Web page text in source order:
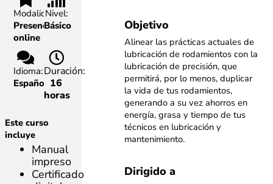
Modalidad:
Presencial,
online
Nivel:
Básico
Idioma:
Español
Duración:
16
horas
Este curso
incluye
Manual
impreso
Certificado
Objetivo
Alinear las prácticas actuales de
lubricación de rodamientos con la
lubricación de precisión, que
permitirá, por lo menos, duplicar
la vida de tus rodamientos,
generando a su vez ahorros en
energía, grasa y tiempo de tus
técnicos en lubricación y
mantenimiento.
Dirigido a